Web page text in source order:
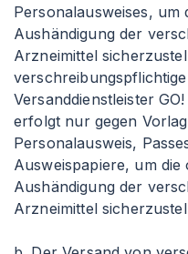
Personalausweises, um
Aushändigung der
Arzneimittel
Versanddienstleister
erfolgt nur gegen
Personalausweis,
Ausweispapiere, um die
Aushändigung der
Arzneimittel